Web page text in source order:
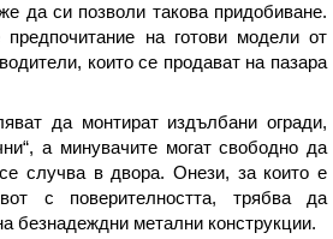
да си позволи такова придобиване.
на готови модели от
които се продават на пазара
да монтират издълбани огради,
а минувачите могат свободно да
случва в двора. Онези, за които е
с поверителността, трябва да
безнадеждни метални конструкции.